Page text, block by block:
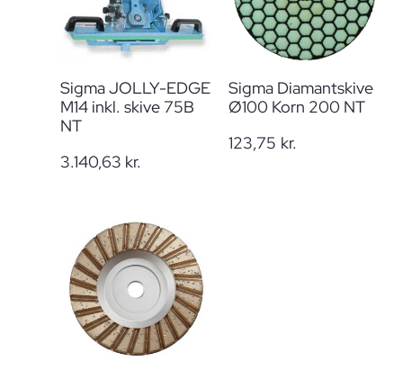
Sigma JOLLY-EDGE
M14 inkl. skive 75B
NT
3.140,63 kr.
Sigma Diamantskive
Ø100 Korn 200 NT
123,75 kr.